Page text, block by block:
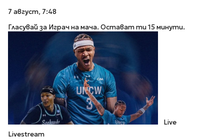
7 август, 7:48
Гласувай за Играч на мача. Остават ти 15 минути.
Live
Livestream